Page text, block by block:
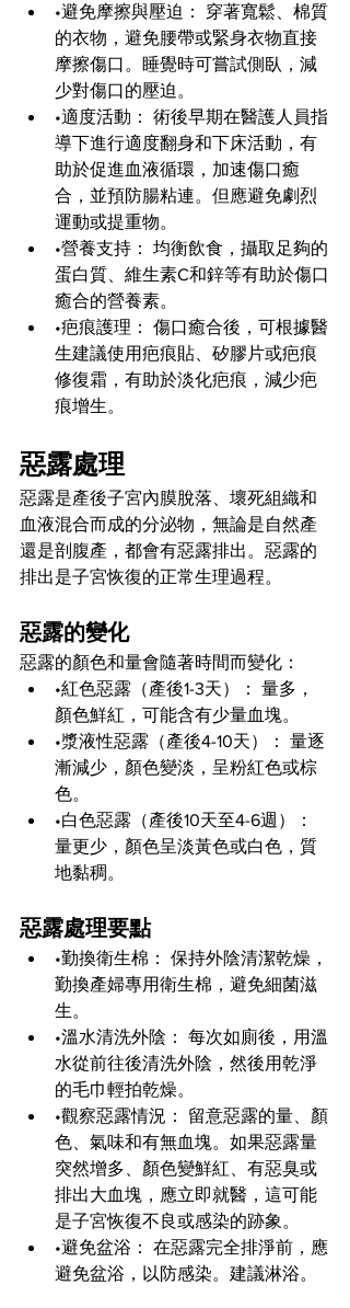
•避免摩擦與壓迫： 穿著寬鬆、棉質
的衣物，避免腰帶或緊身衣物直接
摩擦傷口。睡覺時可嘗試側臥，減
少對傷口的壓迫。
•適度活動： 術後早期在醫護人員指
導下進行適度翻身和下床活動，有
助於促進血液循環，加速傷口癒
合，並預防腸粘連。但應避免劇烈
運動或提重物。
•營養支持： 均衡飲食，攝取足夠的
蛋白質、維生素C和鋅等有助於傷口
癒合的營養素。
•疤痕護理： 傷口癒合後，可根據醫
生建議使用疤痕貼、矽膠片或疤痕
修復霜，有助於淡化疤痕，減少疤
痕增生。
惡露處理
惡露是產後子宮內膜脫落、壞死組織和
血液混合而成的分泌物，無論是自然產
還是剖腹產，都會有惡露排出。惡露的
排出是子宮恢復的正常生理過程。
惡露的變化
惡露的顏色和量會隨著時間而變化：
•紅色惡露（產後1-3天）： 量多，
顏色鮮紅，可能含有少量血塊。
•漿液性惡露（產後4-10天）： 量逐
漸減少，顏色變淡，呈粉紅色或棕
色。
•白色惡露（產後10天至4-6週）：
量更少，顏色呈淡黃色或白色，質
地黏稠。
惡露處理要點
•勤換衛生棉： 保持外陰清潔乾燥，
勤換產婦專用衛生棉，避免細菌滋
生。
•溫水清洗外陰： 每次如廁後，用溫
水從前往後清洗外陰，然後用乾淨
的毛巾輕拍乾燥。
•觀察惡露情況： 留意惡露的量、顏
色、氣味和有無血塊。如果惡露量
突然增多、顏色變鮮紅、有惡臭或
排出大血塊，應立即就醫，這可能
是子宮恢復不良或感染的跡象。
•避免盆浴： 在惡露完全排淨前，應
避免盆浴，以防感染。建議淋浴。